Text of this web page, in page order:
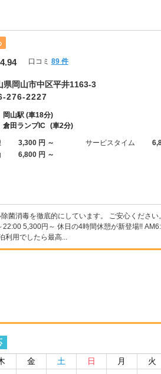
つ星のうち4.5
4.94 口コミ 89 件
県岡山市中区平井1163-3
276-2227
岡山駅 (車18分)
倉田ランプIC (車2分)
3,300 円 ～ サービスタイム
6,800 円 ～
菌消毒を徹底的にしています。 ご安心くださ
5,300円～ 休日の4時間休憩が新登場!!
利用でしたら最高...
金 土 日 月 火